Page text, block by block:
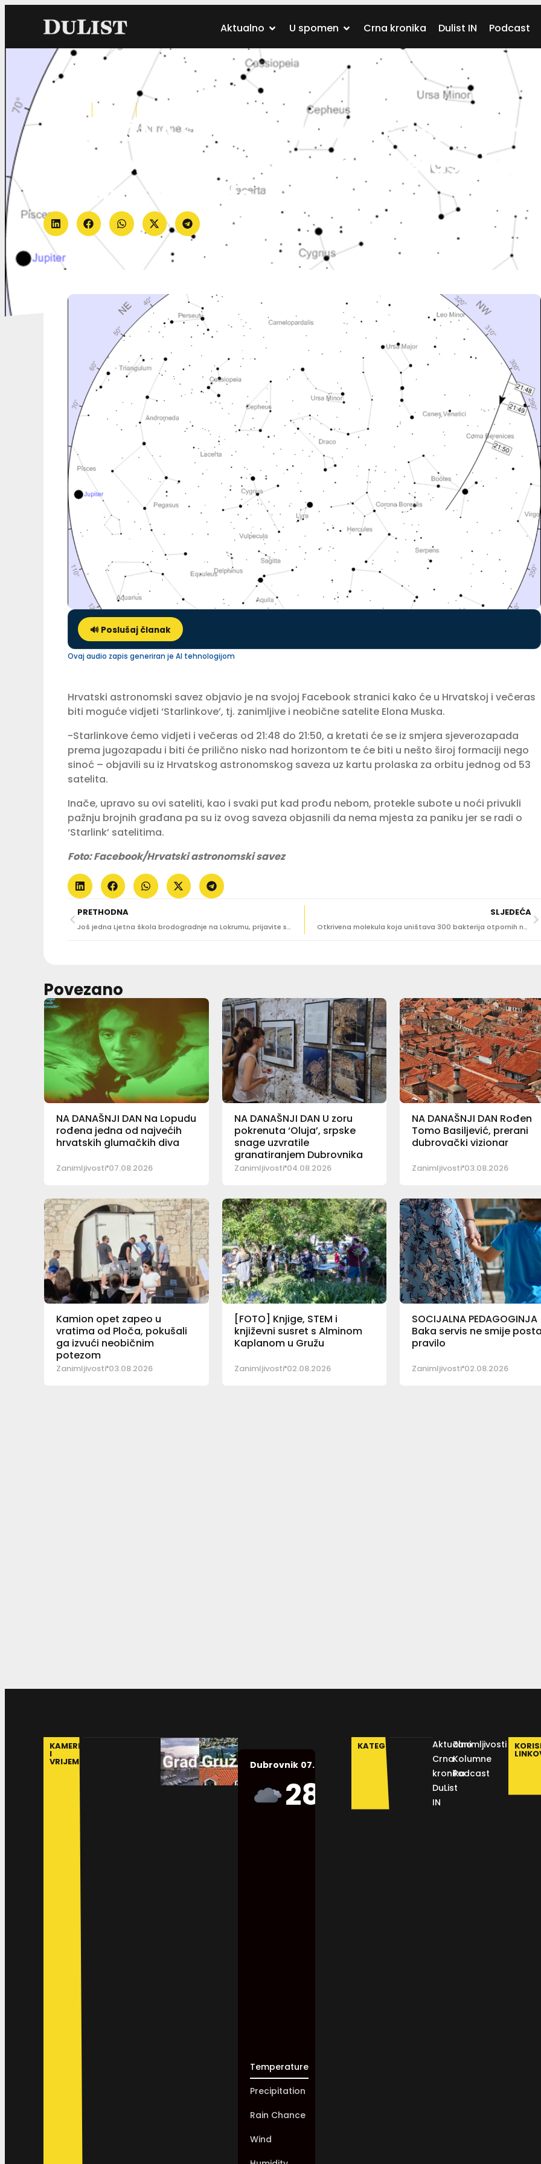
Aktualno U spomen Crna kronika Dulist IN Podcast
21.08.2022.Zanimljivosti
‘NEOBIČNA SVJETLA NA NEBU’
savez objavio kada ćemo večeras
‘Starlink’ satelite
🔊 Poslušaj članak
Ovaj audio zapis generiran je AI tehnologijom
Hrvatski astronomski savez objavio je na svojoj Facebook stranici kako će u Hrvatskoj i večeras
biti moguće vidjeti ‘Starlinkove’, tj. zanimljive i neobične satelite Elona Muska.
-Starlinkove ćemo vidjeti i večeras od 21:48 do 21:50, a kretati će se iz smjera sjeverozapada
prema jugozapadu i biti će prilično nisko nad horizontom te će biti u nešto široj formaciji nego
sinoć – objavili su iz Hrvatskog astronomskog saveza uz kartu prolaska za orbitu jednog od 53
satelita.
Inače, upravo su ovi sateliti, kao i svaki put kad prođu nebom, protekle subote u noći privukli
pažnju brojnih građana pa su iz ovog saveza objasnili da nema mjesta za paniku jer se radi o
‘Starlink’ satelitima.
Foto: Facebook/Hrvatski astronomski savez
PRETHODNA
Još jedna Ljetna škola brodogradnje na Lokrumu, prijavite se!
SLJEDEĆA
Otkrivena molekula koja uništava 300 bakterija otpornih na antibiotike
Povezano
NA DANAŠNJI DAN Na Lopudu
rođena jedna od najvećih
hrvatskih glumačkih diva
Zanimljivosti 07.08.2026
NA DANAŠNJI DAN U zoru
pokrenuta ‘Oluja’, srpske
snage uzvratile
granatiranjem Dubrovnika
Zanimljivosti 04.08.2026
NA DANAŠNJI DAN Rođen
Tomo Basiljević, prerani
dubrovački vizionar
Zanimljivosti 03.08.2026
Kamion opet zapeo u
vratima od Ploča, pokušali
ga izvući neobičnim
potezom
Zanimljivosti 03.08.2026
[FOTO] Knjige, STEM i
književni susret s Alminom
Kaplanom u Gružu
Zanimljivosti 02.08.2026
SOCIJALNA PEDAGOGINJA
Baka servis ne smije
pravilo
Zanimljivosti 02.08.2026
KAMERE
I
VRIJEME Dubrovnik 07.08.2026.
28
Humidity:
Temperature
Precipitation
Rain Chance
Wind
KATEGORIJE
Aktualno
Crna
kronika
DuList
IN
Zanimljivosti
Kolumne
Podcast